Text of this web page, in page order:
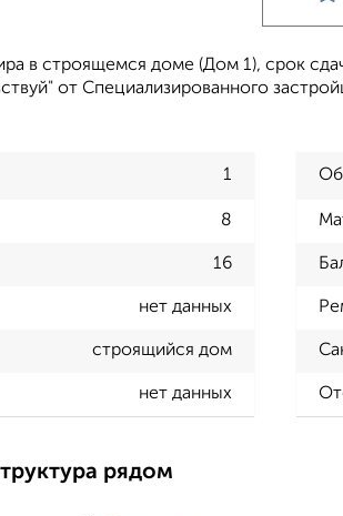
в строящемся доме (Дом 1), срок
от Специализированного
1
8
16
нет данных
строящийся дом
нет данных
рядом